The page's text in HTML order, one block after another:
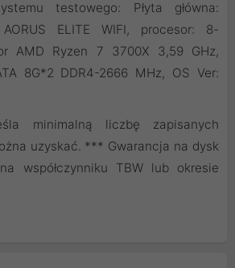
testowego: Płyta główna:
AORUS ELITE WIFI, procesor: 8-
AMD Ryzen 7 3700X 3,59 GHz,
8G*2 DDR4-2666 MHz, OS Ver:
minimalną liczbę zapisanych
uzyskać. *** Gwarancja na dysk
współczynniku TBW lub okresie